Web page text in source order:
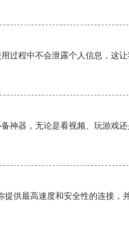
过程中不会泄露个人信息，这
神器，无论是看视频、玩游戏
供最高速度和安全性的连接，